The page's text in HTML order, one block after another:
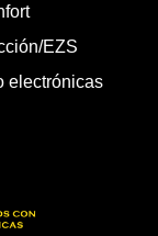
EZS
electrónicas